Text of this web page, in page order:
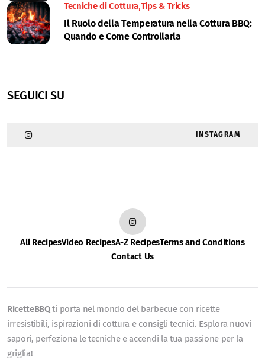
Tecniche di Cottura Tips & Tricks
Il Ruolo della Temperatura nella Cottura BBQ:
Quando e Come Controllarla
SEGUICI SU
INSTAGRAM
All RecipesVideo RecipesA-Z RecipesTerms and Conditions
Contact Us
RicetteBBQti porta nel mondo del barbecue con ricette
irresistibili, ispirazioni di cottura e consigli tecnici. Esplora nuovi
sapori, perfeziona le tecniche e accendi la tua passione per la
griglia!